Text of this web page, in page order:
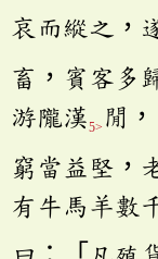
哀而縱之，
畜，賓客多
游隴漢5> 閒
窮當益堅，
有牛馬羊數